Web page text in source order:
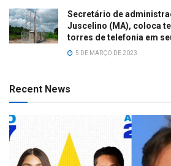
Secretário de
Juscelino (MA), coloca
torres de telefonia em
5 DE MARÇO DE 2023
Recent News